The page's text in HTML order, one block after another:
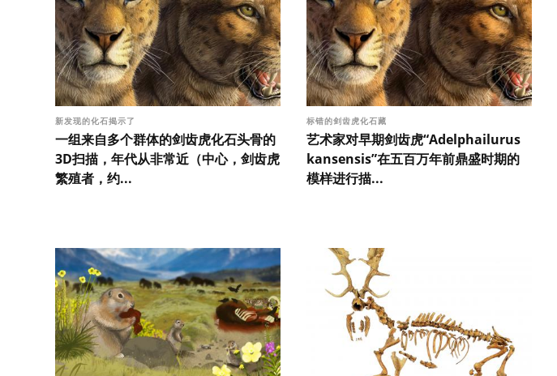
新发现的化石揭示了
一组来自多个群体的剑齿虎化石头骨的
3D扫描，年代从非常近（中心，剑齿虎
繁殖者，约...
标错的剑齿虎化石藏
艺术家对早期剑齿虎“Adelphailurus
kansensis”在五百万年前鼎盛时期的
模样进行描...